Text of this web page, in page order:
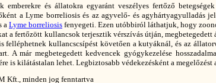
emberekre és állatokra egyaránt veszélyes fertőző
a Lyme borreliosis és az agyvelő- és agyhártyagyulladás
a Lyme borreliosis fenyegeti. Ezen utóbbiról láthatjuk, hogy
a fertőzött kullancsok terjesztik vérszívás útján,
felléphetnek kullancscsípést követően a kutyáknál, és az
A már megbetegedett kedvencek gyógykezelése
is kilátástalan lehet. Legbiztosabb védekezésként a megelőzést
Kft., minden jog fenntartva